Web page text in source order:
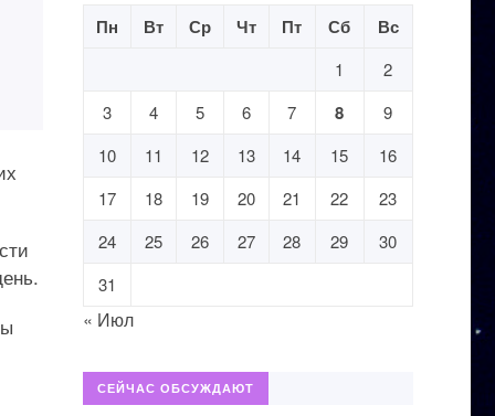
Пн Вт Ср Чт Пт Сб Вс
1
2
3
4 5 6 7 8
9
10
11 12 13 14 15
16
17
18 19 20 21 22
23
24
25 26 27 28 29
30
31
« Июл
СЕЙЧАС ОБСУЖДАЮТ